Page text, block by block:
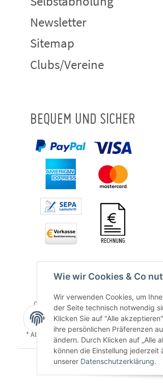
Newsletter
Sitemap
Clubs/Vereine
BEQUEM UND SICHER
* Alle Preise inkl. gesetzlicher USt., zzgl.
Wie wir Cookies & Co
Wir verwenden Cookies, um
der Seite technisch notwendig
Klicken Sie auf "Alle
ihre persönlichen Präferenzen
ändern. Durch Klicken auf „Alle
können die Einstellung
unserer Datenschutzerklärung.